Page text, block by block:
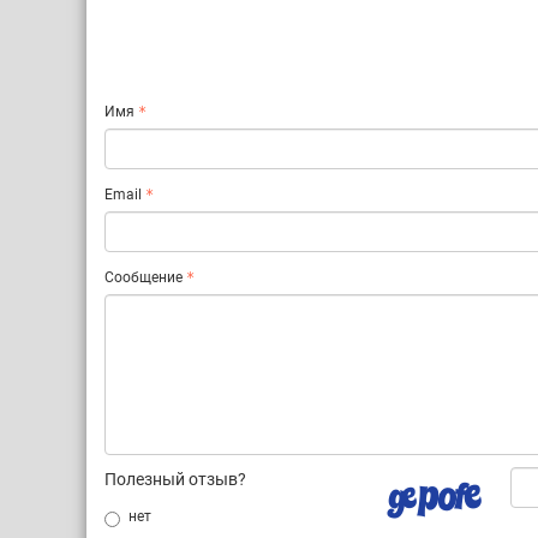
Имя
Email
Сообщение
Полезный отзыв?
нет